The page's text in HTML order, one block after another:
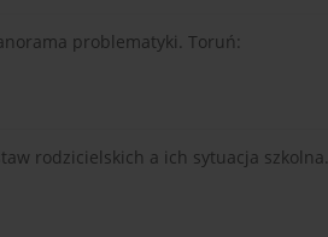
problematyki. Toruń:
rodzicielskich a ich sytuacja szkolna.